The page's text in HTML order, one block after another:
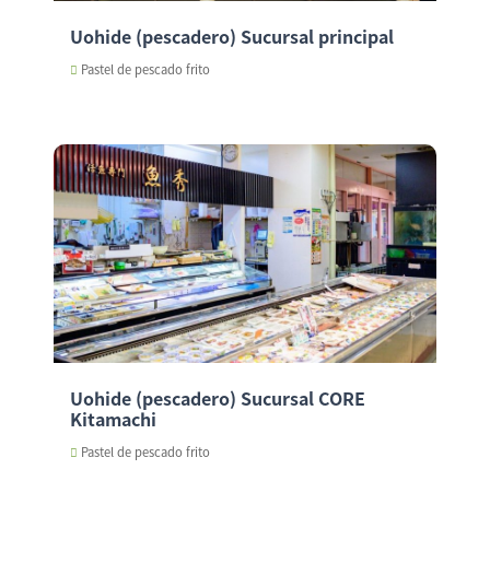
Uohide (pescadero) Sucursal principal
Pastel de pescado frito
Uohide (pescadero) Sucursal CORE
Kitamachi
Pastel de pescado frito